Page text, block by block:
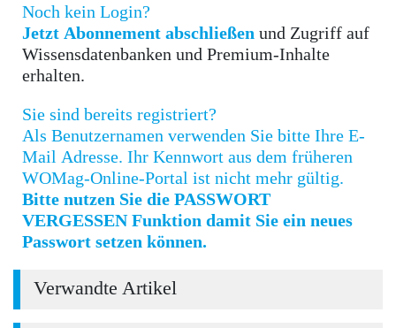
Noch kein Login?
Jetzt Abonnement abschließen
Wissensdatenbanken und Premium-Inhalte
erhalten.
Sie sind bereits registriert?
Als Benutzernamen verwenden Sie bitte Ihre E-
Mail Adresse. Ihr Kennwort aus dem früheren
WOMag-Online-Portal ist nicht mehr gültig.
Bitte nutzen Sie die PASSWORT
VERGESSEN Funktion damit Sie ein neues
Passwort setzen können.
Verwandte Artikel